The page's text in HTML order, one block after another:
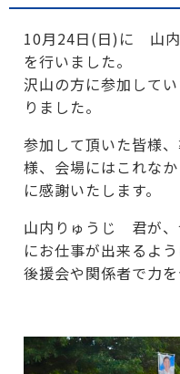
10月24日(日)に 山
を行いました。
沢山の方に参加して
りました。
参加して頂いた皆様
様、会場にはこれな
に感謝いたします。
山内りゅうじ 君が
にお仕事が出来るよう
後援会や関係者で力を